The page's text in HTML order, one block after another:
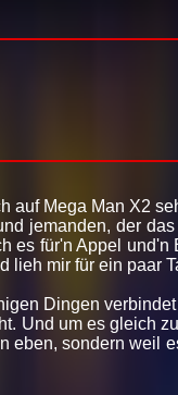
auf Mega Man X2
jemanden, der
es für'n Appel und'n
lieh mir für ein paar
Dingen
Und um es gleich
eben, sondern weil